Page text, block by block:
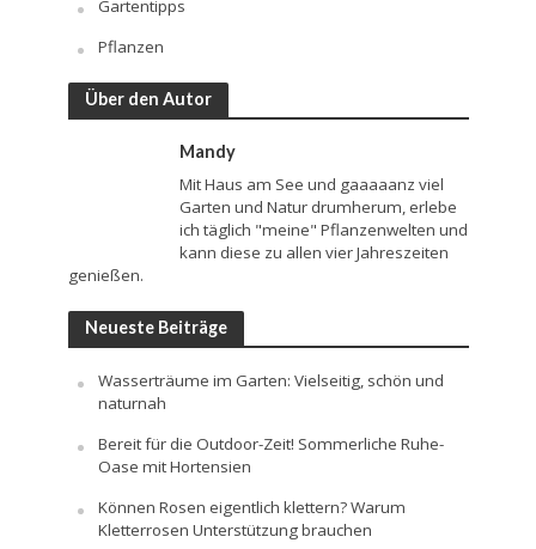
Gartentipps
Pflanzen
Über den Autor
Mandy
Mit Haus am See und gaaaaanz viel
Garten und Natur drumherum, erlebe
ich täglich "meine" Pflanzenwelten und
kann diese zu allen vier Jahreszeiten
genießen.
Neueste Beiträge
Wasserträume im Garten: Vielseitig, schön und
naturnah
Bereit für die Outdoor-Zeit! Sommerliche Ruhe-
Oase mit Hortensien
Können Rosen eigentlich klettern? Warum
Kletterrosen Unterstützung brauchen